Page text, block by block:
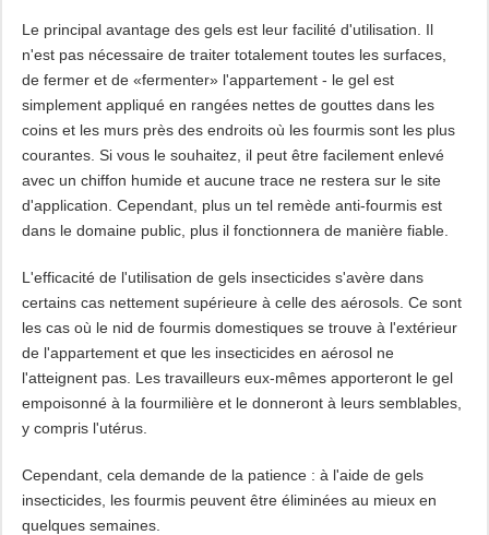
Le principal avantage des gels est leur facilité d'utilisation. Il
n'est pas nécessaire de traiter totalement toutes les surfaces,
de fermer et de «fermenter» l'appartement - le gel est
simplement appliqué en rangées nettes de gouttes dans les
coins et les murs près des endroits où les fourmis sont les plus
courantes. Si vous le souhaitez, il peut être facilement enlevé
avec un chiffon humide et aucune trace ne restera sur le site
d'application. Cependant, plus un tel remède anti-fourmis est
dans le domaine public, plus il fonctionnera de manière fiable.
L'efficacité de l'utilisation de gels insecticides s'avère dans
certains cas nettement supérieure à celle des aérosols. Ce sont
les cas où le nid de fourmis domestiques se trouve à l'extérieur
de l'appartement et que les insecticides en aérosol ne
l'atteignent pas. Les travailleurs eux-mêmes apporteront le gel
empoisonné à la fourmilière et le donneront à leurs semblables,
y compris l'utérus.
Cependant, cela demande de la patience : à l'aide de gels
insecticides, les fourmis peuvent être éliminées au mieux en
quelques semaines.